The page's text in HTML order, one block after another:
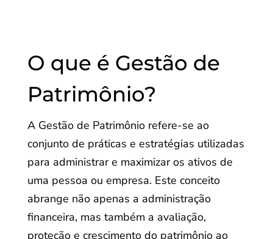
O que é Gestão de
Patrimônio?
A Gestão de Patrimônio refere-se ao
conjunto de práticas e estratégias utilizadas
para administrar e maximizar os ativos de
uma pessoa ou empresa. Este conceito
abrange não apenas a administração
financeira, mas também a avaliação,
proteção e crescimento do patrimônio ao